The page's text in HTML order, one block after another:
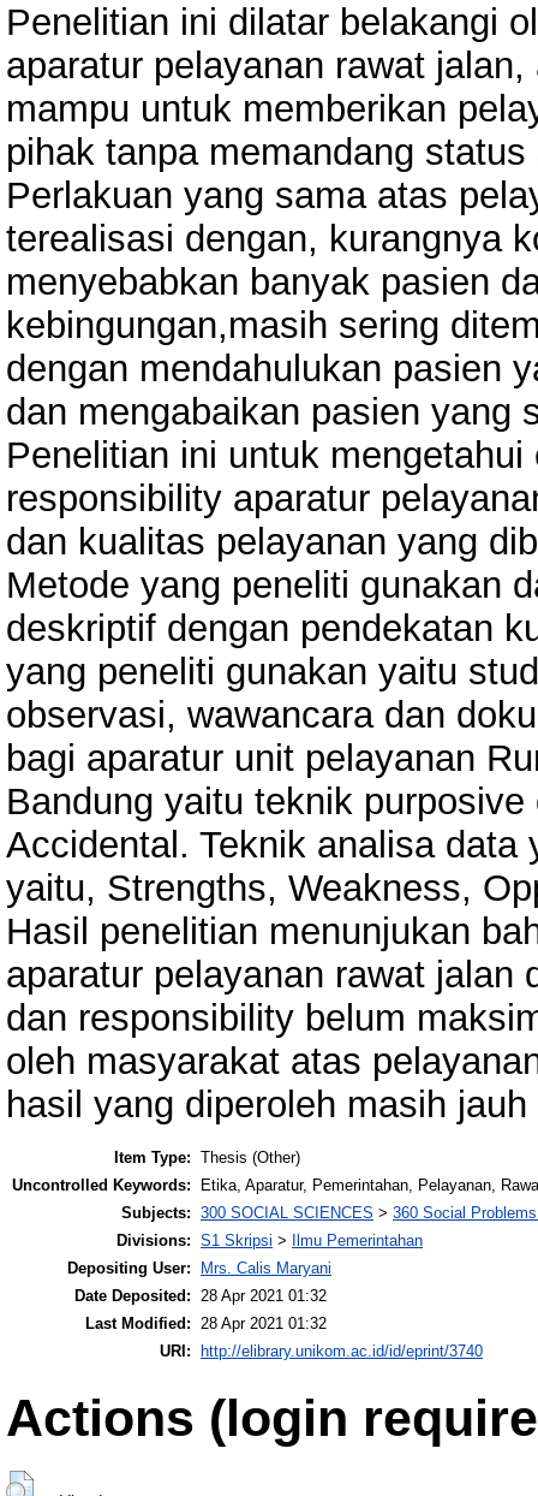
Penelitian ini dilatar belakangi
aparatur pelayanan rawat
mampu untuk memberikan
pihak tanpa memandang
Perlakuan yang sama atas
terealisasi dengan, kurangnya
menyebabkan banyak pasien
kebingungan,masih sering
dengan mendahulukan pasien
dan mengabaikan pasien yang
Penelitian ini untuk
responsibility aparatur
dan kualitas pelayanan yang
Metode yang peneliti gunakan
deskriptif dengan pendekatan
yang peneliti gunakan yaitu
observasi, wawancara dan
bagi aparatur unit pelayanan
Bandung yaitu teknik
Accidental. Teknik analisa
yaitu, Strengths, Weakness,
Hasil penelitian menunjukan
aparatur pelayanan rawat jalan
dan responsibility belum
oleh masyarakat atas
hasil yang diperoleh masih
Item Type: Thesis (Other)
Uncontrolled Keywords:
Etika, Aparatur, Pemerintahan, Pelayanan,
Subjects: 300 SOCIAL SCIENCES > 360 Social
Divisions: S1 Skripsi >
Ilmu Pemerintahan
Depositing User:
Mrs. Calis Maryani
Date Deposited:
28 Apr 2021 01:32
Last Modified:
28 Apr 2021 01:32
URI:
http://elibrary.unikom.ac.id/id/eprint/3740
Actions (login